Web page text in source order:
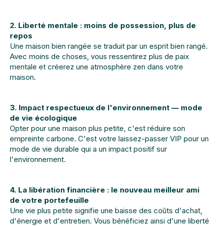
2. Liberté mentale : moins de possession, plus de
repos
Une maison bien rangée se traduit par un esprit bien rangé.
Avec moins de choses, vous ressentirez plus de paix
mentale et créerez une atmosphère zen dans votre
maison.
3. Impact respectueux de l'environnement — mode
de vie écologique
Opter pour une maison plus petite, c'est réduire son
empreinte carbone. C'est votre laissez-passer VIP pour un
mode de vie durable qui a un impact positif sur
l'environnement.
4. La libération financière : le nouveau meilleur ami
de votre portefeuille
Une vie plus petite signifie une baisse des coûts d'achat,
d'énergie et d'entretien. Vous bénéficiez ainsi d'une liberté